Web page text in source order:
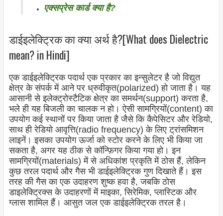
एक्सप्रेस कार्ड क्या है?
डाईइलेक्ट्रिक का क्या अर्थ है?[What does Dielectric
mean? in Hindi]
एक डाईइलेक्ट्रिक पदार्थ एक प्रकार का इन्सुलेटर है जो विद्युत
क्षेत्र के संपर्क में आने पर ध्रुवीकृत(polarized) हो जाता है। यह
आसानी से इलेक्ट्रोस्टैटिक क्षेत्र का समर्थन(support) करता है,
भले ही यह बिजली का चालक न हो। ऐसी सामग्रियों(content) का
उपयोग कई स्थानों पर किया जाता है जैसे कि कैपेसिटर और रेडियो,
साथ ही रेडियो आवृत्ति(radio frequency) के लिए ट्रांसमिशन
लाइनें। इसका उपयोग ऊर्जा को स्टोर करने के लिए भी किया जा
सकता है, अगर यह ठीक से कॉन्फ़िगर किया गया हो। इन
सामग्रियों(materials) में से अधिकांश प्रकृति में ठोस हैं, लेकिन
कुछ तरल पदार्थ और गैस भी डाईइलेक्ट्रिक गुण दिखाते हैं। इस
तरह की गैस का एक उदाहरण शुष्क हवा है, जबकि ठोस
डाइलेक्ट्रिक्स के उदाहरणों में माइका, सिरेमिक, प्लास्टिक और
ग्लास शामिल हैं। आसुत जल एक डाईइलेक्ट्रिक तरल है।